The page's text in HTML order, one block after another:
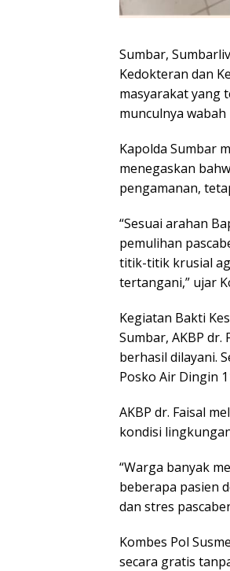
Sumbar,
Kedokteran dan
masyarakat yang
munculnya
Kapolda Sumbar
menegaskan
pengamanan,
“Sesuai arahan
pemulihan
titik-titik krusial
tertangani,” ujar
Kegiatan Bakti
Sumbar, AKBP
berhasil dilayani.
Posko Air Dingin
AKBP dr. Faisal
kondisi
“Warga banyak
beberapa pasien
dan stres
Kombes Pol
secara gratis